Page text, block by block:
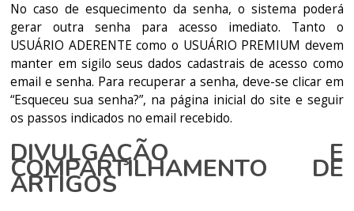
No caso de esquecimento da senha, o sistema poderá
gerar outra senha para acesso imediato. Tanto o
USUÁRIO ADERENTE como o USUÁRIO PREMIUM devem
manter em sigilo seus dados cadastrais de acesso como
email e senha. Para recuperar a senha, deve-se clicar em
“Esqueceu sua senha?”, na página inicial do site e seguir
os passos indicados no email recebido.
DIVULGAÇÃO E
COMPARTILHAMENTO DE
ARTIGOS